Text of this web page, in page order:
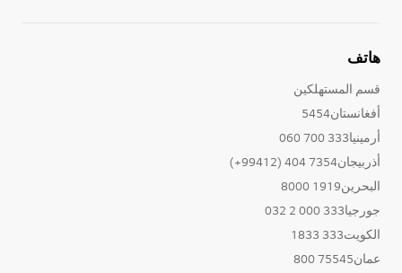
هاتف
قسم المستهلكين
أفغانستان5454
أرمينيا333 700 060
أذربيجان7354 404 (99412+)
البحرين1919 8000
جورجيا333 000 2 032
الكويت333 1833
عمان75545 800